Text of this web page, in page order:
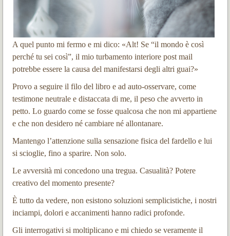
A quel punto mi fermo e mi dico: «Alt! Se “il mondo è così
perché tu sei così”, il mio turbamento interiore post mail
potrebbe essere la causa del manifestarsi degli altri guai?»
Provo a seguire il filo del libro e ad auto-osservare, come
testimone neutrale e distaccata di me, il peso che avverto in
petto. Lo guardo come se fosse qualcosa che non mi appartiene
e che non desidero né cambiare né allontanare.
Mantengo l’attenzione sulla sensazione fisica del fardello e lui
si scioglie, fino a sparire. Non solo.
Le avversità mi concedono una tregua. Casualità? Potere
creativo del momento presente?
È tutto da vedere, non esistono soluzioni semplicistiche, i nostri
inciampi, dolori e accanimenti hanno radici profonde.
Gli interrogativi si moltiplicano e mi chiedo se veramente il